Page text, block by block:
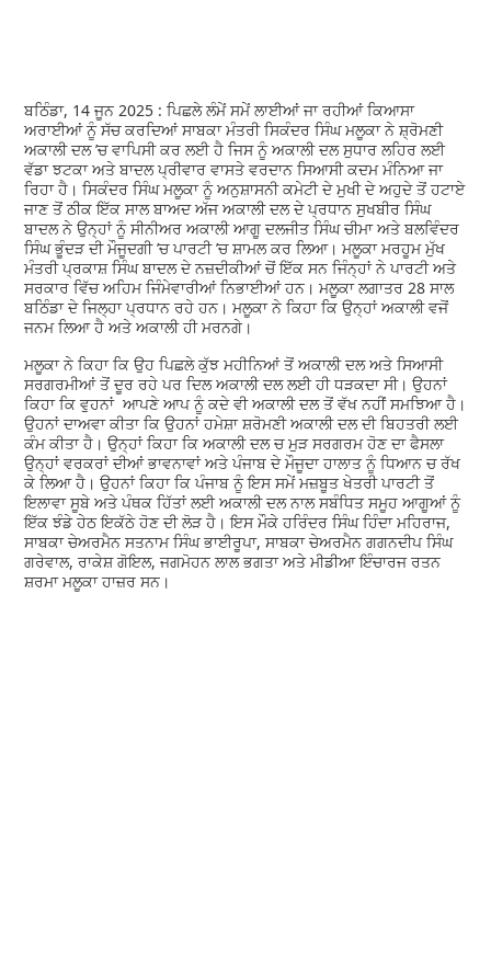
ਬਠਿੰਡਾ, 14 ਜੂਨ 2025 : ਪਿਛਲੇ ਲੰਮੇਂ ਸਮੇਂ ਲਾਈਆਂ ਜਾ ਰਹੀਆਂ ਕਿਆਸਾ
ਅਰਾਈਆਂ ਨੂੰ ਸੱਚ ਕਰਦਿਆਂ ਸਾਬਕਾ ਮੰਤਰੀ ਸਿਕੰਦਰ ਸਿੰਘ ਮਲੂਕਾ ਨੇ ਸ਼੍ਰੋਮਣੀ
ਅਕਾਲੀ ਦਲ ’ਚ ਵਾਪਿਸੀ ਕਰ ਲਈ ਹੈ ਜਿਸ ਨੂੰ ਅਕਾਲੀ ਦਲ ਸੁਧਾਰ ਲਹਿਰ ਲਈ
ਵੱਡਾ ਝਟਕਾ ਅਤੇ ਬਾਦਲ ਪ੍ਰੀਵਾਰ ਵਾਸਤੇ ਵਰਦਾਨ ਸਿਆਸੀ ਕਦਮ ਮੰਨਿਆ ਜਾ
ਰਿਹਾ ਹੈ। ਸਿਕੰਦਰ ਸਿੰਘ ਮਲੂਕਾ ਨੂੰ ਅਨੁਸ਼ਾਸਨੀ ਕਮੇਟੀ ਦੇ ਮੁਖੀ ਦੇ ਅਹੁਦੇ ਤੋਂ ਹਟਾਏ
ਜਾਣ ਤੋਂ ਠੀਕ ਇੱਕ ਸਾਲ ਬਾਅਦ ਅੱਜ ਅਕਾਲੀ ਦਲ ਦੇ ਪ੍ਰਧਾਨ ਸੁਖਬੀਰ ਸਿੰਘ
ਬਾਦਲ ਨੇ ਉਨ੍ਹਾਂ ਨੂੰ ਸੀਨੀਅਰ ਅਕਾਲੀ ਆਗੂ ਦਲਜੀਤ ਸਿੰਘ ਚੀਮਾ ਅਤੇ ਬਲਵਿੰਦਰ
ਸਿੰਘ ਭੂੰਦੜ ਦੀ ਮੌਜੂਦਗੀ ’ਚ ਪਾਰਟੀ ’ਚ ਸ਼ਾਮਲ ਕਰ ਲਿਆ। ਮਲੂਕਾ ਮਰਹੂਮ ਮੁੱਖ
ਮੰਤਰੀ ਪ੍ਰਕਾਸ਼ ਸਿੰਘ ਬਾਦਲ ਦੇ ਨਜ਼ਦੀਕੀਆਂ ਚੋਂ ਇੱਕ ਸਨ ਜਿੰਨ੍ਹਾਂ ਨੇ ਪਾਰਟੀ ਅਤੇ
ਸਰਕਾਰ ਵਿੱਚ ਅਹਿਮ ਜਿੰਮੇਵਾਰੀਆਂ ਨਿਭਾਈਆਂ ਹਨ। ਮਲੂਕਾ ਲਗਾਤਰ 28 ਸਾਲ
ਬਠਿੰਡਾ ਦੇ ਜਿਲ੍ਹਾ ਪ੍ਰਧਾਨ ਰਹੇ ਹਨ। ਮਲੂਕਾ ਨੇ ਕਿਹਾ ਕਿ ਉਨ੍ਹਾਂ ਅਕਾਲੀ ਵਜੋਂ
ਜਨਮ ਲਿਆ ਹੈ ਅਤੇ ਅਕਾਲੀ ਹੀ ਮਰਨਗੇ।
ਮਲੂਕਾ ਨੇ ਕਿਹਾ ਕਿ ਉਹ ਪਿਛਲੇ ਕੁੱਝ ਮਹੀਨਿਆਂ ਤੋਂ ਅਕਾਲੀ ਦਲ ਅਤੇ ਸਿਆਸੀ
ਸਰਗਰਮੀਆਂ ਤੋਂ ਦੂਰ ਰਹੇ ਪਰ ਦਿਲ ਅਕਾਲੀ ਦਲ ਲਈ ਹੀ ਧੜਕਦਾ ਸੀ। ਉਹਨਾਂ
ਕਿਹਾ ਕਿ ਵੁਹਨਾਂ ਆਪਣੇ ਆਪ ਨੂੰ ਕਦੇ ਵੀ ਅਕਾਲੀ ਦਲ ਤੋਂ ਵੱਖ ਨਹੀਂ ਸਮਝਿਆ ਹੈ।
ਉਹਨਾਂ ਦਾਅਵਾ ਕੀਤਾ ਕਿ ਉਹਨਾਂ ਹਮੇਸ਼ਾ ਸ਼ਰੋਮਣੀ ਅਕਾਲੀ ਦਲ ਦੀ ਬਿਹਤਰੀ ਲਈ
ਕੰਮ ਕੀਤਾ ਹੈ। ਉਨ੍ਹਾਂ ਕਿਹਾ ਕਿ ਅਕਾਲੀ ਦਲ ਚ ਮੁੜ ਸਰਗਰਮ ਹੋਣ ਦਾ ਫੈਸਲਾ
ਉਨ੍ਹਾਂ ਵਰਕਰਾਂ ਦੀਆਂ ਭਾਵਨਾਵਾਂ ਅਤੇ ਪੰਜਾਬ ਦੇ ਮੌਜੂਦਾ ਹਾਲਾਤ ਨੂੰ ਧਿਆਨ ਚ ਰੱਖ
ਕੇ ਲਿਆ ਹੈ। ਉਹਨਾਂ ਕਿਹਾ ਕਿ ਪੰਜਾਬ ਨੂੰ ਇਸ ਸਮੇਂ ਮਜ਼ਬੂਤ ਖੇਤਰੀ ਪਾਰਟੀ ਤੋਂ
ਇਲਾਵਾ ਸੂਬੇ ਅਤੇ ਪੰਥਕ ਹਿੱਤਾਂ ਲਈ ਅਕਾਲੀ ਦਲ ਨਾਲ ਸਬੰਧਿਤ ਸਮੂਹ ਆਗੂਆਂ ਨੂੰ
ਇੱਕ ਝੰਡੇ ਹੇਠ ਇਕੱਠੇ ਹੋਣ ਦੀ ਲੋੜ ਹੈ। ਇਸ ਮੌਕੇ ਹਰਿੰਦਰ ਸਿੰਘ ਹਿੰਦਾ ਮਹਿਰਾਜ,
ਸਾਬਕਾ ਚੇਅਰਮੈਨ ਸਤਨਾਮ ਸਿੰਘ ਭਾਈਰੂਪਾ, ਸਾਬਕਾ ਚੇਅਰਮੈਨ ਗਗਨਦੀਪ ਸਿੰਘ
ਗਰੇਵਾਲ, ਰਾਕੇਸ਼ ਗੋਇਲ, ਜਗਮੋਹਨ ਲਾਲ ਭਗਤਾ ਅਤੇ ਮੀਡੀਆ ਇੰਚਾਰਜ ਰਤਨ
ਸ਼ਰਮਾ ਮਲੂਕਾ ਹਾਜ਼ਰ ਸਨ।